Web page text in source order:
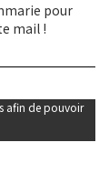
pour
mail !
afin de pouvoir